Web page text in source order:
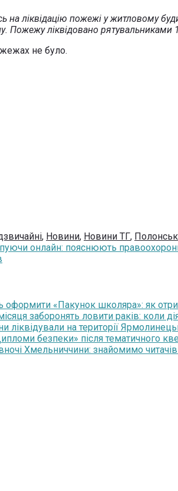
на ліквідацію пожежі у житловому
Пожежу ліквідовано
не було.
, Новини, Новини ТГ,
онлайн: пояснюють
«Пакунок школяра»: як
заборонять ловити раків: коли
ліквідували на території
безпеки» після тематичного
Хмельниччини: знайомимо читачів